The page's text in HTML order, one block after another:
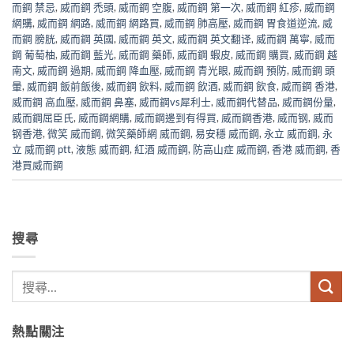
而鋼 禁忌, 威而鋼 禿頭, 威而鋼 空腹, 威而鋼 第一次, 威而鋼 紅疹, 威而鋼
網購, 威而鋼 網路, 威而鋼 網路買, 威而鋼 肺高壓, 威而鋼 胃食道逆流, 威
而鋼 膀胱, 威而鋼 英國, 威而鋼 英文, 威而鋼 英文翻译, 威而鋼 萬寧, 威而
鋼 葡萄柚, 威而鋼 藍光, 威而鋼 藥師, 威而鋼 蝦皮, 威而鋼 購買, 威而鋼 越
南文, 威而鋼 過期, 威而鋼 降血壓, 威而鋼 青光眼, 威而鋼 預防, 威而鋼 頭
暈, 威而鋼 飯前飯後, 威而鋼 飲料, 威而鋼 飲酒, 威而鋼 飲食, 威而鋼 香港,
威而鋼 高血壓, 威而鋼 鼻塞, 威而鋼vs犀利士, 威而鋼代替品, 威而鋼份量,
威而鋼屈臣氏, 威而鋼網購, 威而鋼邊到有得買, 威而鋼香港, 威而钢, 威而
钢香港, 微笑 威而鋼, 微笑藥師網 威而鋼, 易安穩 威而鋼, 永立 威而鋼, 永
立 威而鋼 ptt, 液態 威而鋼, 紅酒 威而鋼, 防高山症 威而鋼, 香港 威而鋼, 香
港買威而鋼
搜尋
熱點關注